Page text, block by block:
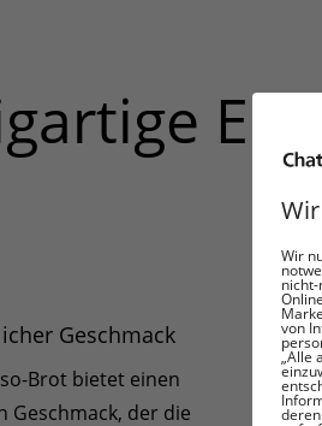
Geschmack
Brot bietet einen
Geschmack, der die
Wir
von
„Alle